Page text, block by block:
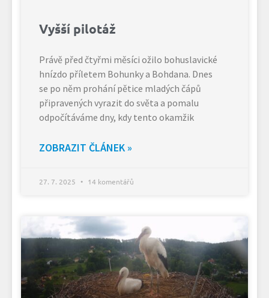
Vyšší pilotáž
Právě před čtyřmi měsíci ožilo bohuslavické
hnízdo příletem Bohunky a Bohdana. Dnes
se po něm prohání pětice mladých čápů
připravených vyrazit do světa a pomalu
odpočítáváme dny, kdy tento okamžik
ZOBRAZIT ČLÁNEK »
27. 7. 2025 14 komentářů